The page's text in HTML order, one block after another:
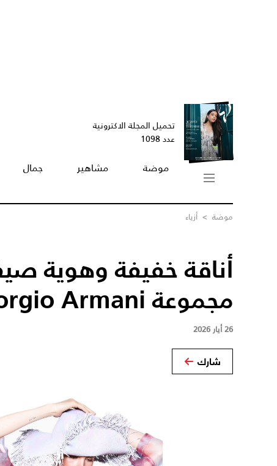
تحميل المجلة الاكترونية
عدد 1098
موضة مشاهير جمال
موضة > أزياء
أناقة خفيفة وهوية
مجموعة Giorgio Armani
26 أيار 2026
شارك